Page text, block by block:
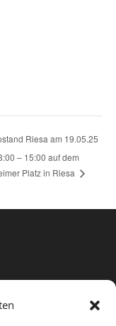
Riesa am 19.05.25
– 15:00 auf dem
Platz in Riesa